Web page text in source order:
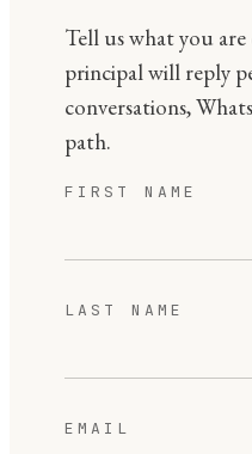
Tell us what you
principal will reply
conversations,
path.
FIRST NAME
LAST NAME
EMAIL